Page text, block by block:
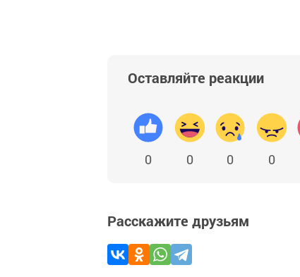
Оставляйте реакции
0 0 0 0
Расскажите друзьям